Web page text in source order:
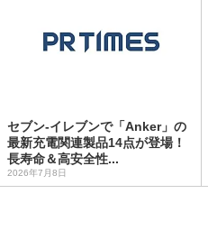
セブン‐イレブンで「Anker」の
最新充電関連製品14点が登場！
長寿命＆高安全性...
2026年7月8日